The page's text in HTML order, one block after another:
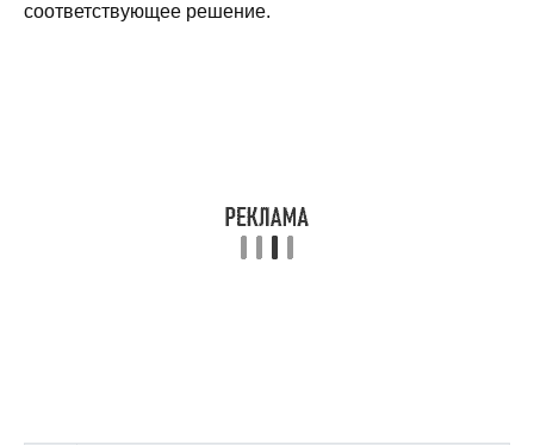
соответствующее решение.